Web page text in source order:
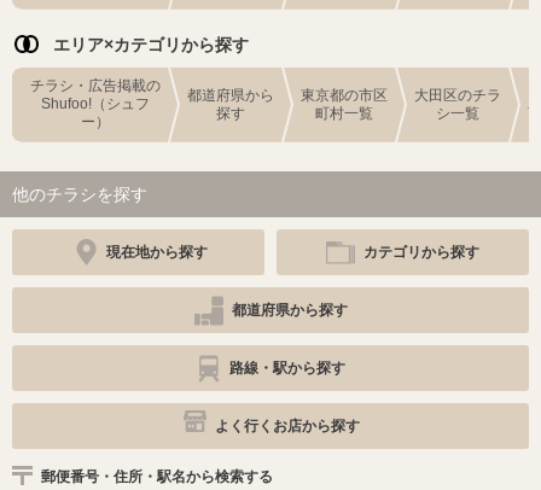
エリア×カテゴリから探す
チラシ・広告掲載の
Shufoo!（シュフ
ー）
都道府県から
探す
東京都の市区
町村一覧
大田区のチラ
シ一覧
他のチラシを探す
現在地から探す カテゴリから探す
都道府県から探す
路線・駅から探す
よく行くお店から探す
郵便番号・住所・駅名から検索する